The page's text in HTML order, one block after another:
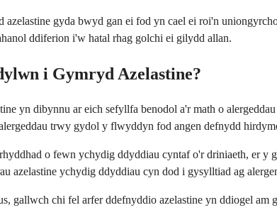
azelastine gyda bwyd gan ei fod yn cael ei roi'n
ddiferion i'w hatal rhag golchi ei gilydd allan.
i Gymryd Azelastine?
yn dibynnu ar eich sefyllfa benodol a'r math o
trwy gydol y flwyddyn fod angen defnydd
o fewn ychydig ddyddiau cyntaf o'r driniaeth, er
azelastine ychydig ddyddiau cyn dod i gysylltiad ag
gallwch chi fel arfer ddefnyddio azelastine yn ddiogel